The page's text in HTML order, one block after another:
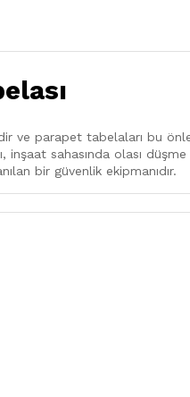
ve parapet tabelaları bu
inşaat sahasında olası
bir güvenlik ekipmanıdır.